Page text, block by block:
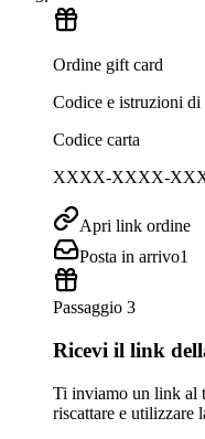
Ordine gift card
Codice e istruzioni di
Codice carta
XXXX-XXXX-
Apri link ordine
Posta in arrivo1
Passaggio 3
Ricevi il link
Ti inviamo un link al
riscattare e utilizzare